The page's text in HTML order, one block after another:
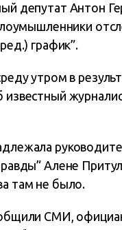
депутат Антон
график”.
утром в
Алене
там не было.
СМИ,